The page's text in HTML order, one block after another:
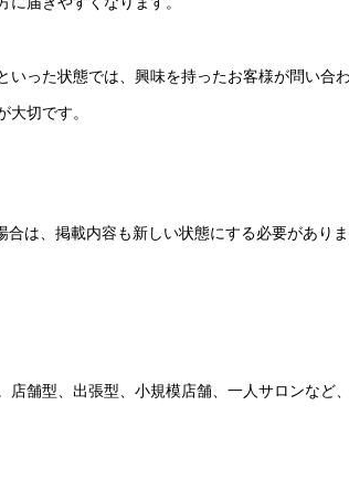
った状態では、興味を持ったお客様が問い合
切です。
は、掲載内容も新しい状態にする必要がありま
舗型、出張型、小規模店舗、一人サロンなど